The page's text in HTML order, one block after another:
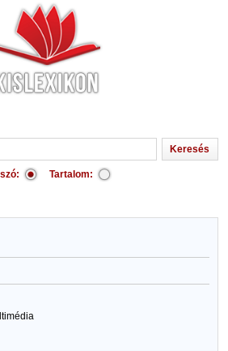
Tartalom: